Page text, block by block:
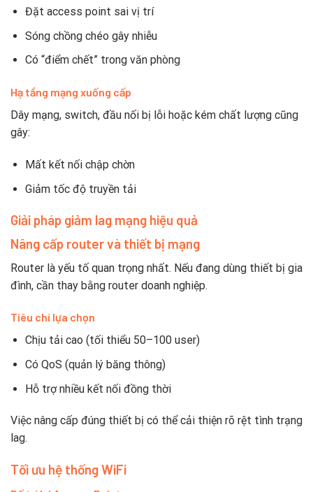
Đặt access point sai vị trí
Sóng chồng chéo gây nhiễu
Có “điểm chết” trong văn phòng
Hạ tầng mạng xuống cấp
Dây mạng, switch, đầu nối bị lỗi hoặc kém chất lượng cũng
gây:
Mất kết nối chập chờn
Giảm tốc độ truyền tải
Giải pháp giảm lag mạng hiệu quả
Nâng cấp router và thiết bị mạng
Router là yếu tố quan trọng nhất. Nếu đang dùng thiết bị gia
đình, cần thay bằng router doanh nghiệp.
Tiêu chí lựa chọn
Chịu tải cao (tối thiểu 50–100 user)
Có QoS (quản lý băng thông)
Hỗ trợ nhiều kết nối đồng thời
Việc nâng cấp đúng thiết bị có thể cải thiện rõ rệt tình trạng
lag.
Tối ưu hệ thống WiFi